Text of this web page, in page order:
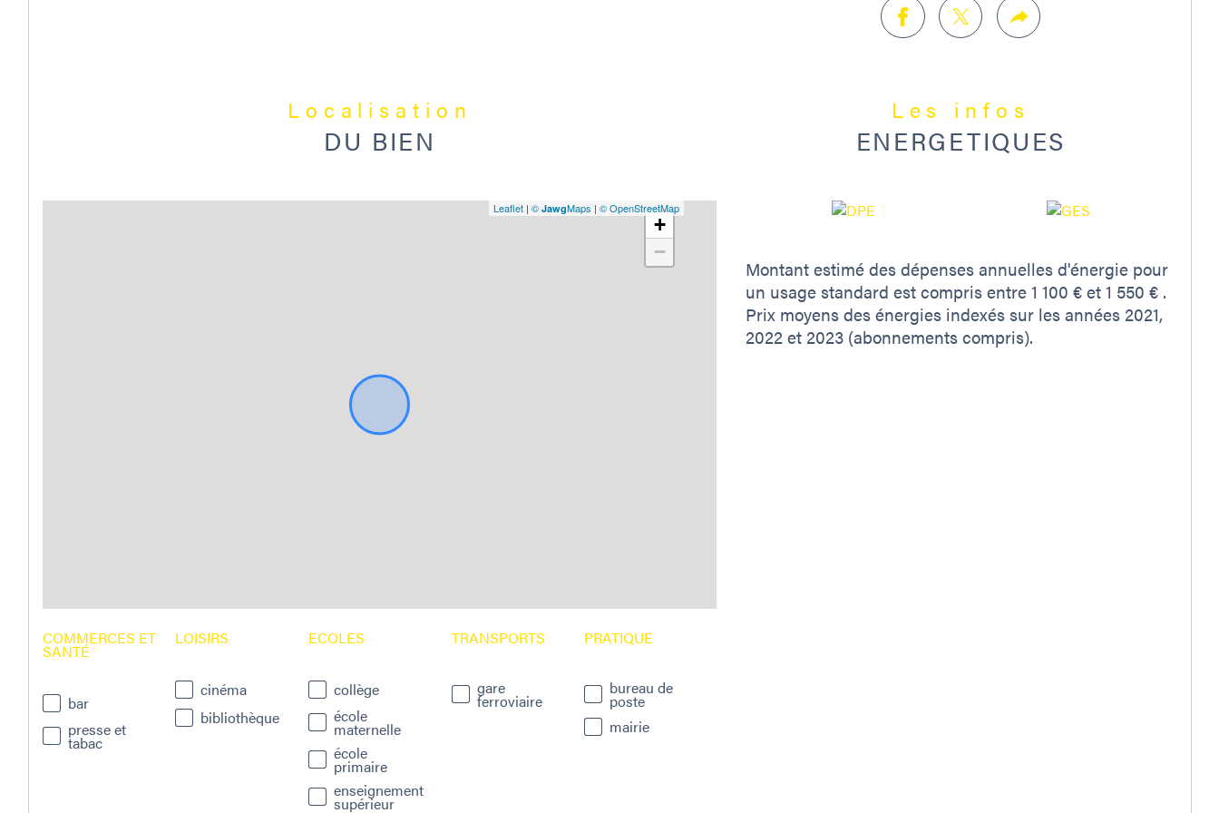
estimation : 2021, 2022, 2023.
- Le garage et la place de parking privative
- Le dernier étage avec ascenseur
Localisation
DU BIEN
+
−
Leaflet |©JawgMaps |© OpenStreetMap
COMMERCES ET
SANTÉ
bar
presse et
tabac
LOISIRS
cinéma
bibliothèque
ECOLES
collège
école
maternelle
école
primaire
enseignement
supérieur
TRANSPORTS
gare
ferroviaire
PRATIQUE
bureau de
poste
mairie
Les infos
ENERGETIQUES
Montant estimé des dépenses annuelles d'énergie pour
un usage standard est compris entre 1 100 € et 1 550 € .
Prix moyens des énergies indexés sur les années 2021,
2022 et 2023 (abonnements compris).